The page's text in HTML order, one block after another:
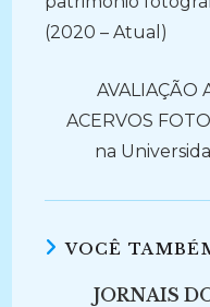
(2020 – Atual)
AVALIAÇÃO
ACERVOS
na
VOCÊ
JORNAIS